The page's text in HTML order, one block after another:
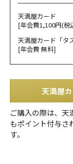
天満屋カード
[年会費1,100円(税
天満屋カード「タ
[年会費 無料]
天満屋
ご購入の際は、天
もポイント付与さ
す。